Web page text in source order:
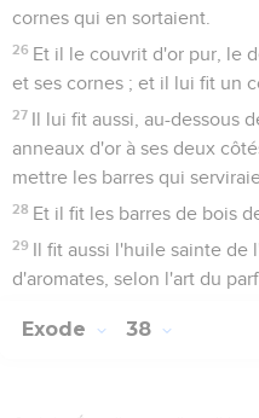
cornes qui en sortaient.
26 Et il le couvrit d'or pur, le
et ses cornes ; et il lui fit un
27 Il lui fit aussi, au-dessous
anneaux d'or à ses deux
mettre les barres qui
28 Et il fit les barres de bois
29 Il fit aussi l'huile sainte de
d'aromates, selon l'art du
Exode 38